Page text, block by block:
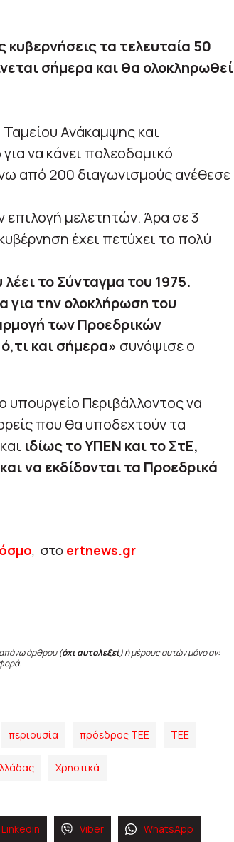
κυβερνήσεις τα τελευταία 50
σήμερα και θα ολοκληρωθεί
Ανάκαμψης και
να κάνει πολεοδομικό
από 200 διαγωνισμούς ανέθεσε
επιλογή μελετητών. Άρα σε 3
έχει πετύχει το πολύ
το Σύνταγμα του 1975.
για την ολοκλήρωση του
των Προεδρικών
και σήμερα» συνόψισε ο
υπουργείο Περιβάλλοντος να
που θα υποδεχτούν τα
ιδίως το ΥΠΕΝ και το ΣτΕ,
να εκδίδονται τα Προεδρικά
, στο ertnews.gr
άρθρου (όχι αυτολεξεί) ή μέρους αυτών μόνο αν:
περιουσία πρόεδρος ΤΕΕ ΤΕΕ
Χρηστικά
Linkedin Viber WhatsApp